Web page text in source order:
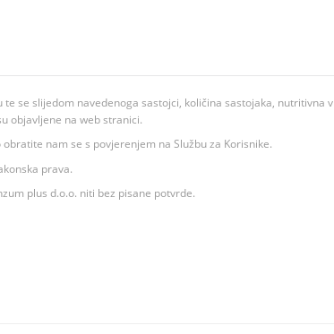
se slijedom navedenoga sastojci, količina sastojaka, nutritivna
objavljene na web stranici.
nam se s povjerenjem na Službu za Korisnike.
prava.
plus d.o.o. niti bez pisane potvrde.